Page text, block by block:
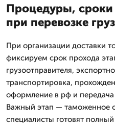
Процедуры, сроки
при перевозке
При организации доставки
фиксируем срок прохода
грузоотправителя,
транспортировка,
оформление в рф и передача
Важный этап — таможенное
специалисты готовят